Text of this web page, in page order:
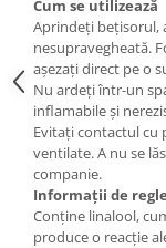
Cum se utilizează
Aprindeți bețisorul,
nesupravegheată.
așezați direct pe o
Nu ardeți într-un
inflamabile și
Evitați contactul cu
ventilate. A nu se
companie.
Informații de
Conține linalool,
produce o reacție